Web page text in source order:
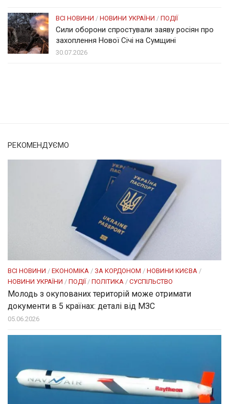
ВСІ НОВИНИ / НОВИНИ УКРАЇНИ / ПОДІЇ
Сили оборони спростували заяву росіян про
захоплення Нової Січі на Сумщині
30.07.2026
РЕКОМЕНДУЄМО
ВСІ НОВИНИ / ЕКОНОМІКА / ЗА КОРДОНОМ / НОВИНИ КИЄВА /
НОВИНИ УКРАЇНИ / ПОДІЇ / ПОЛІТИКА / СУСПІЛЬСТВО
Молодь з окупованих територій може отримати
документи в 5 країнах: деталі від МЗС
05.06.2026